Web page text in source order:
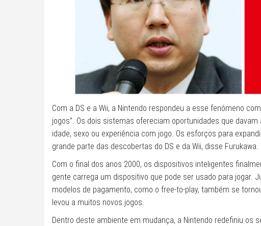
Com a DS e a Wii, a Nintendo respondeu a esse fenómeno
jogos”. Os dois sistemas ofereciam oportunidades que
idade, sexo ou experiência com jogo. Os esforços para
grande parte das descobertas do DS e da Wii, disse Furukawa.
Com o final dos anos 2000, os dispositivos inteligentes
gente carrega um dispositivo que pode ser usado para jogar.
modelos de pagamento, como o free-to-play, também se
levou a muitos novos jogos.
Dentro deste ambiente em mudança, a Nintendo redefiniu os